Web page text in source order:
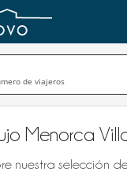
de viajeros
Menorca
nuestra selección